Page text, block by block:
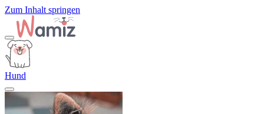
Zum Inhalt springen
Hund